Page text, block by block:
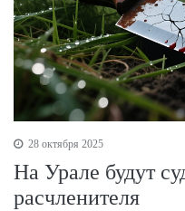
28 октября 2025
На Урале будут
расчленителя